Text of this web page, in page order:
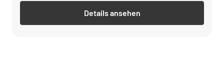
Details ansehen